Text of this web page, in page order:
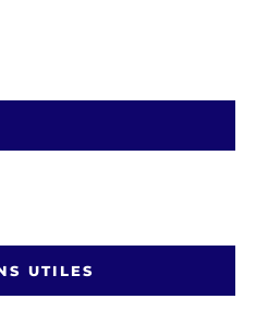
UTILES